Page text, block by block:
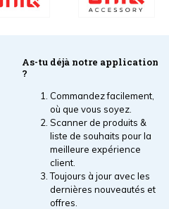
As-tu déjà notre application
?
Commandez facilement,
où que vous soyez.
Scanner de produits &
liste de souhaits pour la
meilleure expérience
client.
Toujours à jour avec les
dernières nouveautés et
offres.